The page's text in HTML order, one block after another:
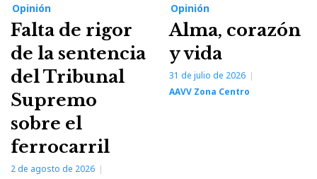
Opinión
Falta de rigor
de la sentencia
del Tribunal
Supremo
sobre el
ferrocarril
2 de agosto de 2026
Opinión
Alma, corazón
y vida
31 de julio de 2026
AAVV Zona Centro